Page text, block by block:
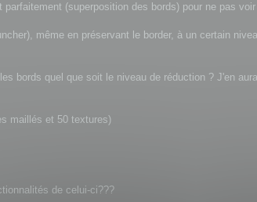
(superposition des bords) pour ne pas
même en préservant le border, à un certain
bords quel que soit le niveau de réduction ? J'en
maillés et 50 textures)
de celui-ci???